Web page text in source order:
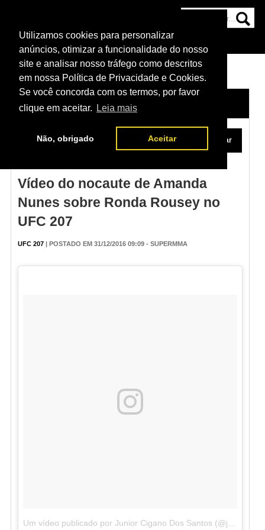
Utilizamos cookies para personalizar
anúncios, otimizar a funcionalidade do nosso
site e analisar nosso tráfego como descritos
em nossa Política de Privacidade e Cookies.
Se você concorda com os termos, por favor
clique em aceitar.
Leia mais
Não, obrigado Aceitar
NOTÍCIAS
HOME VÍDEOS
Vídeo do nocaute de Amanda
Nunes sobre Ronda Rousey no
UFC 207
UFC 207| POSTADO EM 31/12/2016 09:09 - SUPERMMA